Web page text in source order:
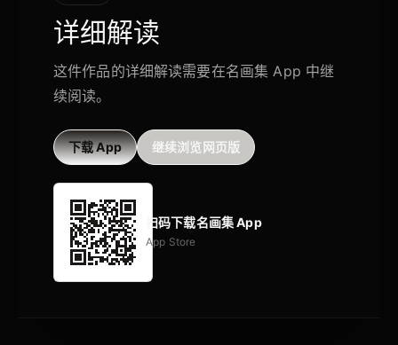
详细解读
这件作品的详细解读需要在名画集 App 中继
续阅读。
下载 App 继续浏览网页版
扫码下载名画集 App
App Store